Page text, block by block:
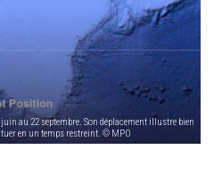
au 22 septembre. Son déplacement illustre bien
en un temps restreint. © MPO